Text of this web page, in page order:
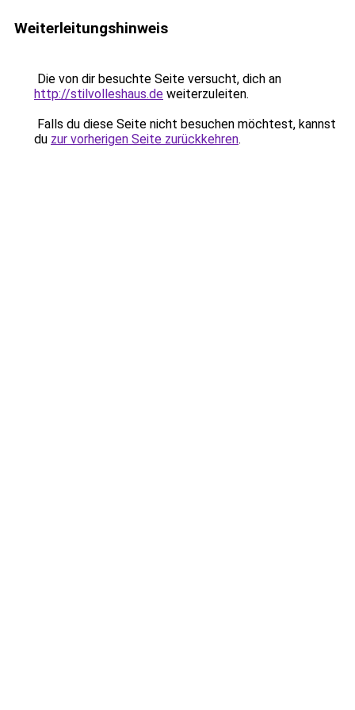
Weiterleitungshinweis
Die von dir besuchte Seite versucht, dich an
http://stilvolleshaus.de weiterzuleiten.
Falls du diese Seite nicht besuchen möchtest, kannst
du zur vorherigen Seite zurückkehren.